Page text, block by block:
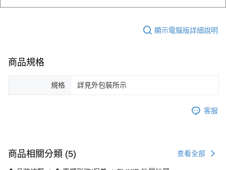
顯示電腦版詳細說明
商品規格
規格 詳見外包裝所示
客服
商品相關分類 (5) 查看全部